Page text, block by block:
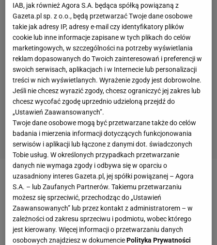
Mannarino podczas spotkania z Sugitą szedł w
kierunku swojej ławki po zakończeniu jednego z
gemów. Na jego drodze stanął chłopiec do
podawaniapiłek, a Francuz zamiast go ominąć,
celowo się nadstawił, żeby się z nim zderzyć.
IAB, jak również Agora S.A. będąca spółką powiązaną z
Gazeta.pl sp. z o.o., będą przetwarzać Twoje dane osobowe
takie jak adresy IP, adresy e-mail czy identyfikatory plików
cookie lub inne informacje zapisane w tych plikach do celów
marketingowych, w szczególności na potrzeby wyświetlania
reklam dopasowanych do Twoich zainteresowań i preferencji w
swoich serwisach, aplikacjach i w Internecie lub personalizacji
treści w nich wyświetlanych. Wyrażenie zgody jest dobrowolne.
Jeśli nie chcesz wyrazić zgody, chcesz ograniczyć jej zakres lub
chcesz wycofać zgodę uprzednio udzieloną przejdź do
„Ustawień Zaawansowanych”.
Twoje dane osobowe mogą być przetwarzane także do celów
badania i mierzenia informacji dotyczących funkcjonowania
serwisów i aplikacji lub łączone z danymi dot. świadczonych
Tobie usług. W określonych przypadkach przetwarzanie
danych nie wymaga zgody i odbywa się w oparciu o
uzasadniony interes Gazeta.pl, jej spółki powiązanej – Agora
S.A. – lub Zaufanych Partnerów. Takiemu przetwarzaniu
możesz się sprzeciwić, przechodząc do „Ustawień
Zaawansowanych” lub przez kontakt z administratorem – w
zależności od zakresu sprzeciwu i podmiotu, wobec którego
jest kierowany. Więcej informacji o przetwarzaniu danych
osobowych znajdziesz w dokumenciePolityka Prywatności